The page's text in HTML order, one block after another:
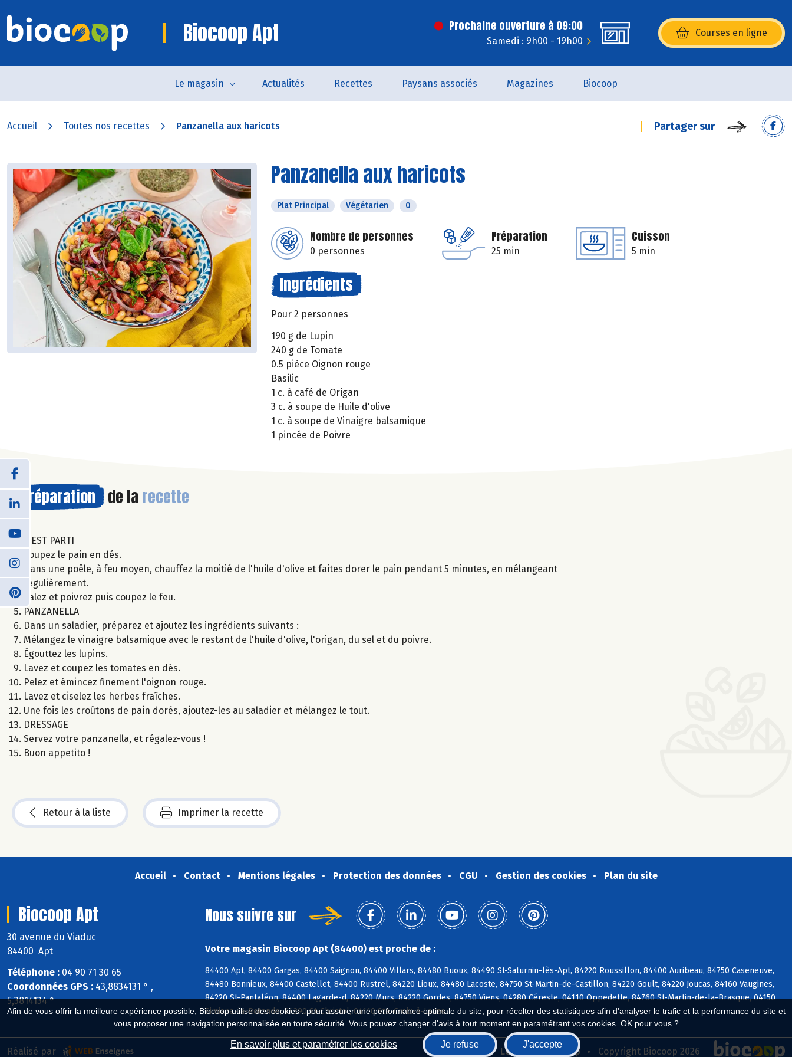
Afin de vous offrir la meilleure expérience possible, Biocoop utilise des cookies : pour assurer une performance optimale du site, pour récolter des statistiques afin d'analyser le trafic et la performance du site et
vous proposer une navigation personnalisée en toute sécurité. Vous pouvez changer d'avis à tout moment en paramétrant vos cookies. OK pour vous ?
En savoir plus et paramétrer les cookies Je refuse J'accepte
Biocoop Apt Prochaine ouverture à 09:00
Samedi : 9h00 - 19h00
Courses en ligne
(s’ouvre dans une nouvelle
Le magasin Actualités Recettes Paysans associés Magazines Biocoop
Accueil Toutes nos recettes Panzanella aux haricots Partager sur
Panzanella aux haricots
Plat Principal Végétarien 0
Nombre de personnes
0 personnes
Préparation
25 min
Cuisson
5 min
Ingrédients
Pour 2 personnes
190 g de Lupin
240 g de Tomate
0.5 pièce Oignon rouge
Basilic
1 c. à café de Origan
3 c. à soupe de Huile d'olive
1 c. à soupe de Vinaigre balsamique
1 pincée de Poivre
Préparation de la recette
C'EST PARTI
Coupez le pain en dés.
Dans une poêle, à feu moyen, chauffez la moitié de l'huile d'olive et faites dorer le pain pendant 5 minutes, en mélangeant
régulièrement.
Salez et poivrez puis coupez le feu.
PANZANELLA
Dans un saladier, préparez et ajoutez les ingrédients suivants :
Mélangez le vinaigre balsamique avec le restant de l'huile d'olive, l'origan, du sel et du poivre.
Égouttez les lupins.
Lavez et coupez les tomates en dés.
Pelez et émincez finement l'oignon rouge.
Lavez et ciselez les herbes fraîches.
Une fois les croûtons de pain dorés, ajoutez-les au saladier et mélangez le tout.
DRESSAGE
Servez votre panzanella, et régalez-vous !
Buon appetito !
Retour à la liste Imprimer la recette
Accueil Contact Mentions légales Protection des données CGU Gestion des cookies Plan du site
Biocoop Apt
30 avenue du Viaduc
84400 Apt
Téléphone : 04 90 71 30 65
Coordonnées GPS : 43,8834131 ° ,
5,3814134 °
Nous suivre sur
Votre magasin Biocoop Apt (84400) est proche de :
84400 Apt, 84400 Gargas, 84400 Saignon, 84400 Villars, 84480 Buoux, 84490 St-Saturnin-lès-Apt, 84220 Roussillon, 84400 Auribeau, 84750 Caseneuve,
84480 Bonnieux, 84400 Castellet, 84400 Rustrel, 84220 Lioux, 84480 Lacoste, 84750 St-Martin-de-Castillon, 84220 Goult, 84220 Joucas, 84160 Vaugines,
84220 St-Pantaléon, 84400 Lagarde-d, 84220 Murs, 84220 Gordes, 84750 Viens, 04280 Céreste, 04110 Oppedette, 84760 St-Martin-de-la-Brasque, 04150
Simiane-la-Rotonde, 84390 St-Christol, 04110 Ste-Croix-à-Lauze
Biocoop.fr Le réseau Biocoop Copyright Biocoop 2026
Réalisé par